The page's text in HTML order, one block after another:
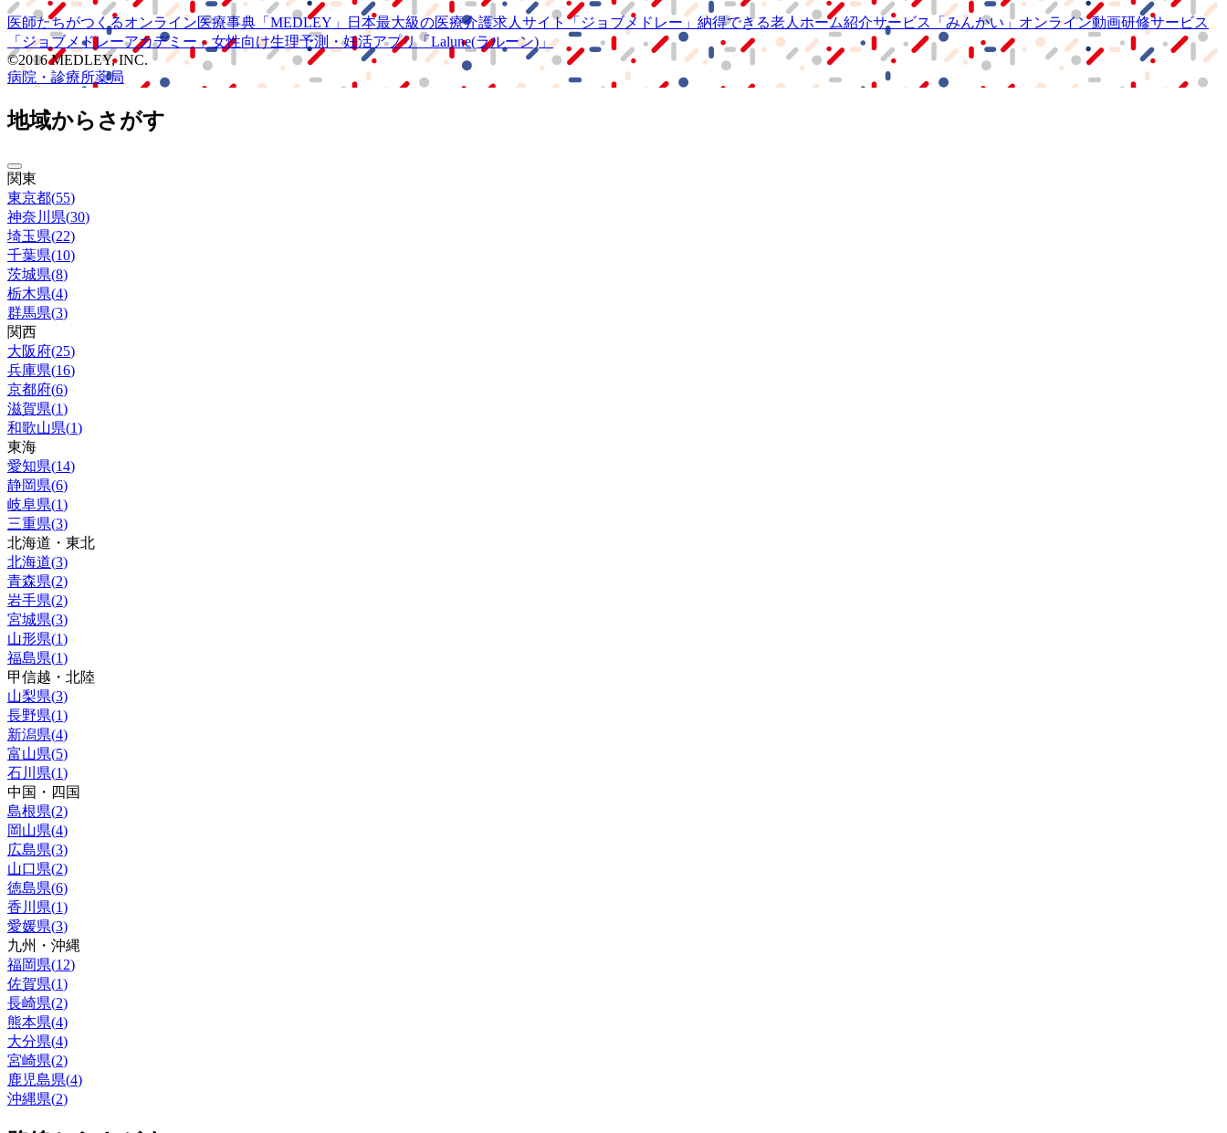
医師たちがつくるオンライン医療事典 「MEDLEY」 日本最大級の医療介護求人サイト 「ジョブメドレー」 納得できる老人ホーム紹介サービス 「みんかい」 オンライン動画研修サービス
「ジョブメドレーアカデミー」 女性向け生理予測・妊活アプリ「Lalune(ラルーン)」
©2016 MEDLEY, INC.
病院・診療所薬局
地域からさがす
関東
東京都(55)
神奈川県(30)
埼玉県(22)
千葉県(10)
茨城県(8)
栃木県(4)
群馬県(3)
関西
大阪府(25)
兵庫県(16)
京都府(6)
滋賀県(1)
和歌山県(1)
東海
愛知県(14)
静岡県(6)
岐阜県(1)
三重県(3)
北海道・東北
北海道(3)
青森県(2)
岩手県(2)
宮城県(3)
山形県(1)
福島県(1)
甲信越・北陸
山梨県(3)
長野県(1)
新潟県(4)
富山県(5)
石川県(1)
中国・四国
島根県(2)
岡山県(4)
広島県(3)
山口県(2)
徳島県(6)
香川県(1)
愛媛県(3)
九州・沖縄
福岡県(12)
佐賀県(1)
長崎県(2)
熊本県(4)
大分県(4)
宮崎県(2)
鹿児島県(4)
沖縄県(2)